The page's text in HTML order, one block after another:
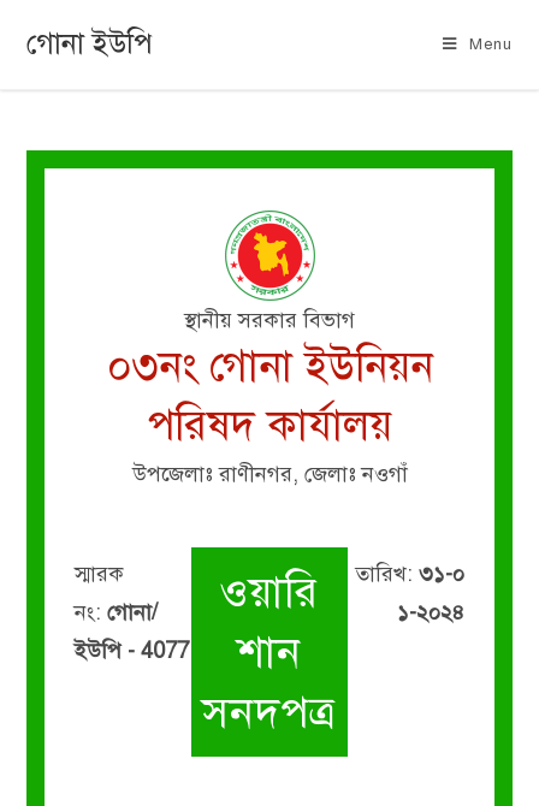
গোনা ইউপি Menu
স্থানীয় সরকার বিভাগ
০৩নং গোনা ইউনিয়ন
পরিষদ কার্যালয়
উপজেলাঃ রাণীনগর, জেলাঃ নওগাঁ
স্মারক
নং:গোনা/
ইউপি - 4077
ওয়ারি
শান
সনদপত্র
তারিখ: ৩১-০
১-২০২৪